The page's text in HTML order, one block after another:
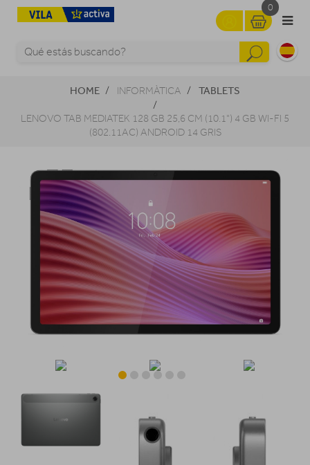
0
HOME INFORMÀTICA TABLETS
LENOVO TAB MEDIATEK 128 GB 25,6 CM (10.1") 4 GB WI-FI 5
(802.11AC) ANDROID 14 GRIS